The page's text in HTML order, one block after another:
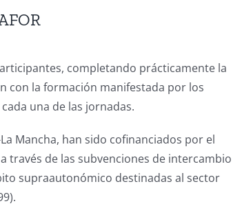
completando prácticamente la
con la formación manifestada por los
una de las jornadas.
Mancha, han sido cofinanciados por el
través de las subvenciones de intercambio
supraautonómico destinadas al sector